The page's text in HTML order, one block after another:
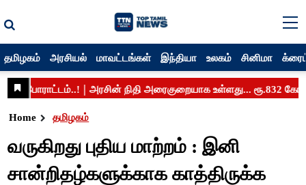
தமிழகம் அரசியல் மாவட்டங்கள் இந்தியா உலகம் சினிமா
Home தமிழகம்
வருகிறது புதிய மாற்றம் : இனி
சான்றிதழ்களுக்காக காத்திருக்க